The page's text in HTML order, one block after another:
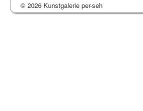
© 2026 Kunstgalerie per-seh